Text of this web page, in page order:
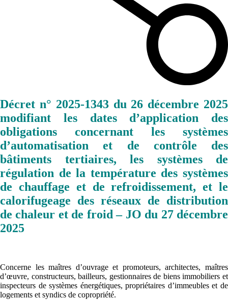
Décret n° 2025-1343 du 26 décembre 2025
modifiant les dates d’application des
obligations concernant les systèmes
d’automatisation et de contrôle des
bâtiments tertiaires, les systèmes de
régulation de la température des systèmes
de chauffage et de refroidissement, et le
calorifugeage des réseaux de distribution
de chaleur et de froid – JO du 27 décembre
2025
Concerne les maîtres d’ouvrage et promoteurs, architectes, maîtres
d’œuvre, constructeurs, bailleurs, gestionnaires de biens immobiliers et
inspecteurs de systèmes énergétiques, propriétaires d’immeubles et de
logements et syndics de copropriété.